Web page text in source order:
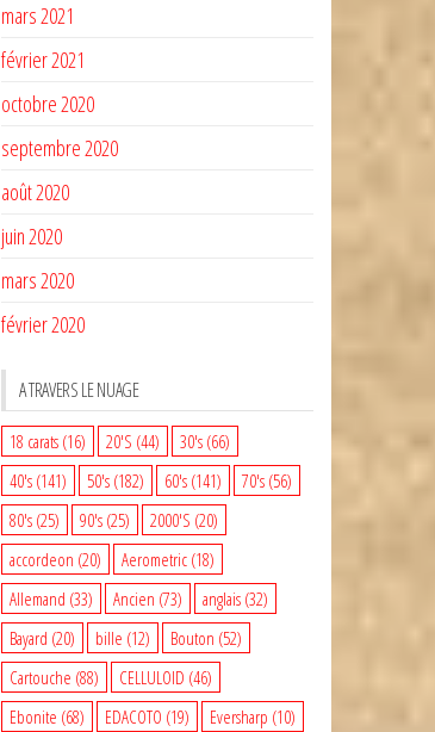
mars 2021
février 2021
octobre 2020
septembre 2020
août 2020
juin 2020
mars 2020
février 2020
A TRAVERS LE NUAGE
18 carats(16) 20'S (44) 30's(66)
40's(141) 50's(182) 60's(141) 70's(56)
80's(25) 90's(25) 2000'S (20)
accordeon (20) Aerometric(18)
Allemand (33) Ancien (73) anglais(32)
Bayard (20) bille (12) Bouton (52)
Cartouche (88) CELLULOID (46)
Ebonite (68) EDACOTO (19) Eversharp (10)